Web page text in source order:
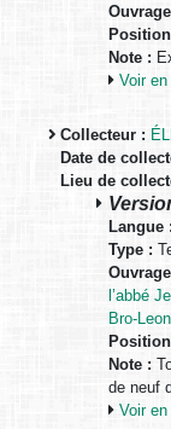
Note :
Voir
Collecteur :
Date de
Lieu de
Langue
Type :
l’abbé
Bro-Leon,.
Note :
de neuf
Voir